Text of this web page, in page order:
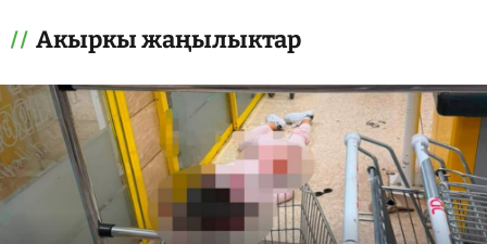
Акыркы жаңылыктар